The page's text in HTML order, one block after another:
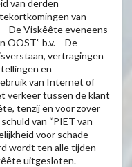
van derden
van
De Viskêête eveneens
OOST” b.v. – De
vertragingen
en
van Internet of
verkeer tussen de klant
tenzij en voor zover
van “PIET van
voor schade
wordt ten alle tijden
uitgesloten.